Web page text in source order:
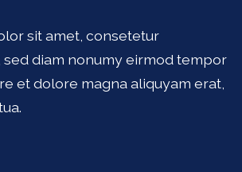
sit amet, consetetur
sed diam nonumy eirmod tempor
et dolore magna aliquyam erat,